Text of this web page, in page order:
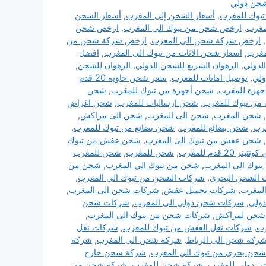
دولي
للمغرب, أسعار الشحن إلى المغرب, أسعار الشحن
, ارخص شحن من تبوك الى المغرب, ارخص شحن
, ارخص شركة شحن الى المغرب, ارخص شركة شحن من
, اسعار شحن الاثاث من تبوك الى المغرب, افضل
, الرهوان السريع للشحن الدولي, الرهوان للشحن,
, توصيل امانات للمغرب,
سعر شحن حاوية 20 قدم
للمغرب, شحن أجهزة من تبوك للمغرب, شحن
من تبوك للمغرب, شحن ارساليات للمغرب, شحن اغراض
, شحن المغرب, شحن الى المغرب, شحن الى مراكش,
, شحن بضائع للمغرب, شحن بضائع من تبوك للمغرب,
, شحن عفش من تبوك الى المغرب, شحن عفش من تبوك
20 قدم للمغرب , شحن للمغرب, شحن للمغرب
الى المغرب, شحن من تبوك الي المغرب, شحن من
الشحن البحري, شركات الشحن من تبوك الى المغرب,
, شركات تحميل عفش, شركات شحن الى المغرب,
, شركات شحن دولي الى المغرب, شركات شحن
لمراكش, شركات شحن من تبوك الى المغرب,
, شركات نقل العفش من تبوك للمغرب, شركات نقل
شركة شحن الى الرباط, شركة شحن الى المغرب, شركة
بحري من تبوك الي المغرب, شركة شحن خارج